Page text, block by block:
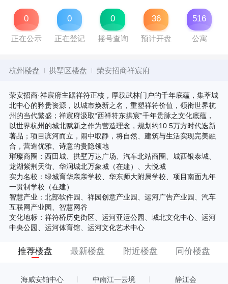
0
正在公示
0
正在登记
0
摇号查询
36
预计开盘
516
公寓
杭州楼盘 拱墅区楼盘 荣安招商祥宸府
荣安招商·祥宸府主踞祥符正核，厚载武林门户的千年底蕴，集萃城
北中心的矜贵资源，以城市焕新之名，重塑祥符价值，领衔世界杭
州的当代繁盛；祥宸府汲取“西祥符东拱宸”千年贵脉之文化底蕴，
以世界杭州的城北赋新之作为营造理念，规划约10.5万方时代迭新
著品；项目滨河而立，闹中取静，将自然、建筑与生活实现完美融
合，营造优雅、诗意的贵隐领地
璀璨商圈：西田城、拱墅万达广场、汽车北站商圈、城西银泰城、
龙湖紫荆天街、华润城北万象城（在建）、大悦城
实力名校：绿城育华亲亲学校、华东师大附属学校、项目南面九年
一贯制学校（在建）
智慧产业：北部软件园、祥园创意产业园、运河广告产业园、汽车
互联网产业园、智慧网谷
文化地标：祥符桥历史街区、运河亚运公园、城北文化中心、运河
中央公园、运河体育馆、运河文化艺术中心
推荐楼盘 最新楼盘 附近楼盘 同价楼盘
海威安铂中心 中南江一云境 静江会